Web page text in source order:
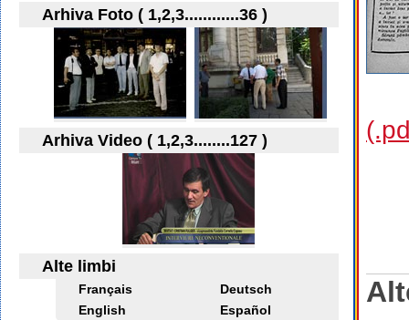
Arhiva Foto ( 1,2,3............36 )
Arhiva Video ( 1,2,3........127 )
Alte limbi
Français
Deutsch
English
Español